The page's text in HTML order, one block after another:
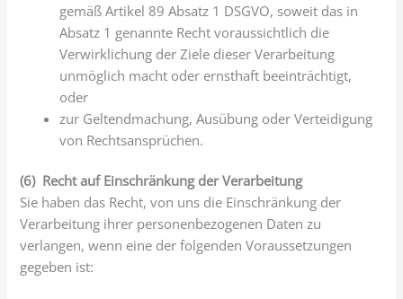
gemäß Artikel 89 Absatz 1 DSGVO, soweit das in
Absatz 1 genannte Recht voraussichtlich die
Verwirklichung der Ziele dieser Verarbeitung
unmöglich macht oder ernsthaft beeinträchtigt,
oder
zur Geltendmachung, Ausübung oder Verteidigung
von Rechtsansprüchen.
(6) Recht auf Einschränkung der Verarbeitung
Sie haben das Recht, von uns die Einschränkung der
Verarbeitung ihrer personenbezogenen Daten zu
verlangen, wenn eine der folgenden Voraussetzungen
gegeben ist: